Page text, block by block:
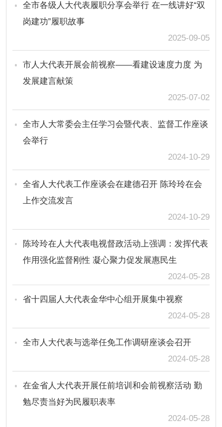
全市各级人大代表履职分享会举行 在一线讲好“双
岗建功”履职故事
2025-09-05
市人大代表开展会前视察——看建设速度力度 为
发展建言献策
2025-07-02
全市人大常委会主任学习会暨代表、监督工作座谈
会举行
2024-10-29
全省人大代表工作座谈会在建德召开 陈玲玲在会
上作交流发言
2024-10-29
陈玲玲在人大代表电视督政活动上强调：发挥代表
作用强化监督刚性 凝心聚力促发展惠民生
2024-05-28
省十四届人大代表金华中心组开展集中视察
2024-05-28
全市人大代表与选举任免工作调研座谈会召开
2024-05-28
在金省人大代表开展任前培训和会前视察活动 勤
勉尽责当好为民履职表率
2024-05-28